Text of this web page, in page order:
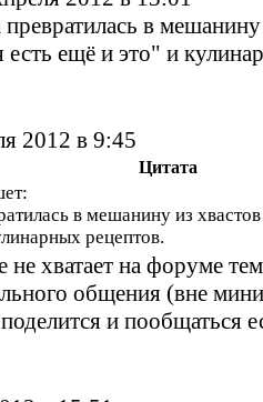
превратилась в
есть ещё и это" и
2012 в 9:45
Цитата
в мешанину из
рецептов.
не хватает на форуме
общения (вне
и пообщаться